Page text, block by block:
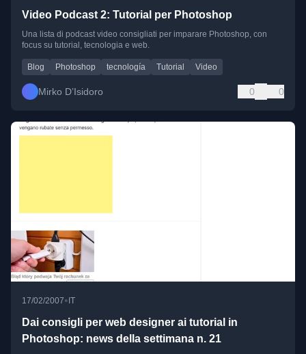
Video Podcast 2: Tutorial per Photoshop
Una lista di podcast video consigliati per imparare Photoshop, con
focus su tutorial, tecnologia e web.
Blog Photoshop tecnología Tutorial Video
Mirko D’Isidoro 0 0
17/02/2007• IT
Dai consigli per web designer ai tutorial in
Photoshop: news della settimana n. 21